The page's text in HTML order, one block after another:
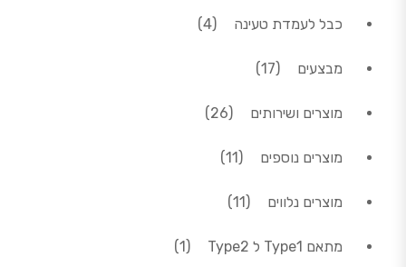
כבל לעמדת טעינה 44 מוצרים
מבצעים 1717 מוצרים
מוצרים ושירותים 2626 מוצרים
מוצרים נוספים 1111 מוצרים
מוצרים נלווים 1111 מוצרים
מתאם Type1 ל Type2 1מוצר 1